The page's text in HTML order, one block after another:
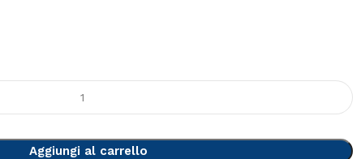
Aggiungi al carrello